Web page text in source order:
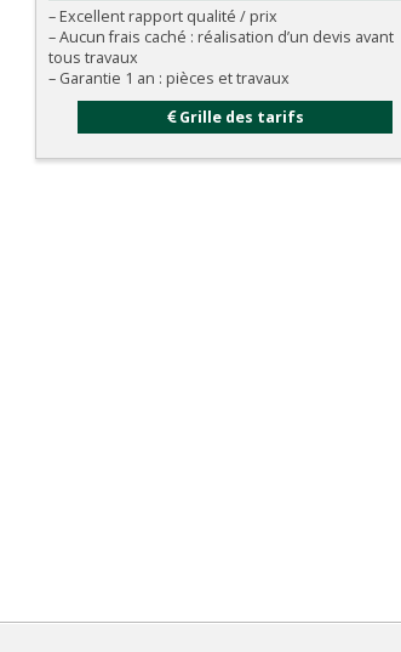
– Excellent rapport qualité / prix
– Aucun frais caché : réalisation d’un devis avant
tous travaux
– Garantie 1 an : pièces et travaux
Grille des tarifs